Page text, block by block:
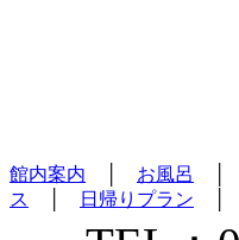
館内案内 お風呂
ス
日帰りプラン